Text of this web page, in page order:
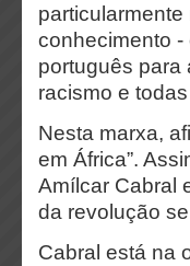
conhecimento
português para
racismo e
Nesta marxa,
em África”.
Amílcar Cabral
da revolução
Cabral está na